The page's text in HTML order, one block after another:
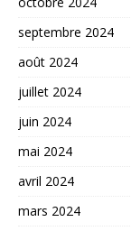
septembre 2024
août 2024
juillet 2024
juin 2024
mai 2024
avril 2024
mars 2024